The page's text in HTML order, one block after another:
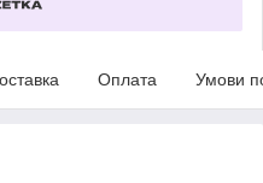
Оплата Умови